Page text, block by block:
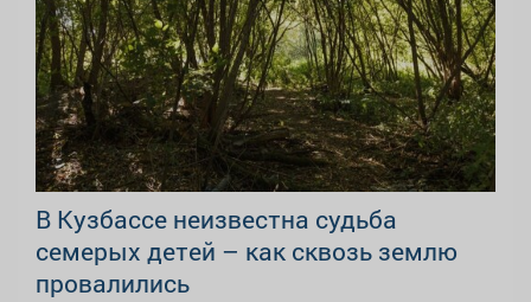
В Кузбассе неизвестна судьба
семерых детей – как сквозь землю
провалились